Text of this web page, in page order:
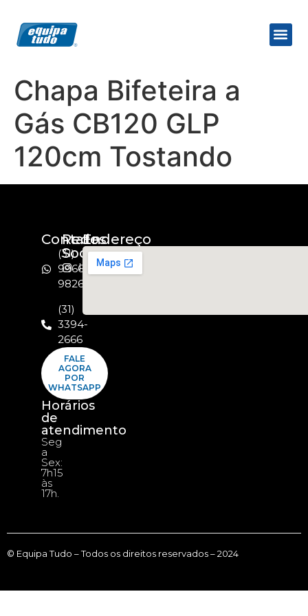
Chapa Bifeteira a
Gás CB120 GLP
120cm Tostando
Contato
(31)
99664-
9826
(31)
3394-
2666
FALE
AGORA
POR
WHATSAPP
Horários
de
atendimento
Seg
a
Sex:
7h15
às
17h.
Redes
Socias
Instagram
Endereço
© Equipa Tudo – Todos os direitos reservados – 2024